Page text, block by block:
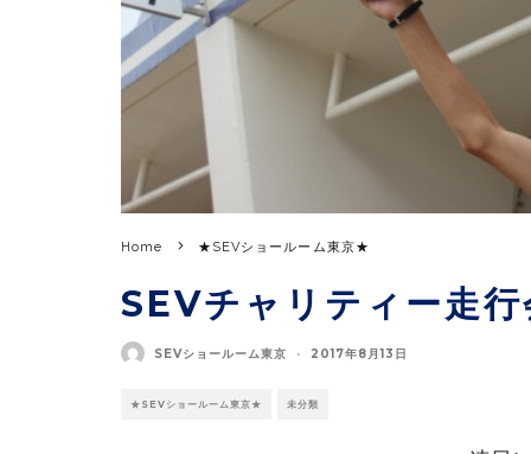
Home ★SEVショールーム東京★
SEVチャリティー走
SEVショールーム東京 · 2017年8月13日
★SEVショールーム東京★ 未分類